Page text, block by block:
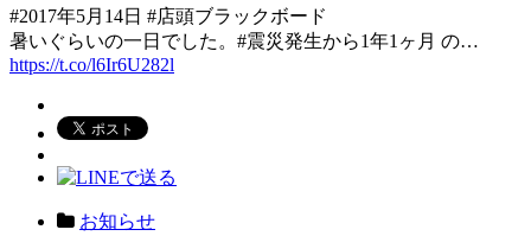
#2017年5月14日 #店頭ブラックボード
暑いぐらいの一日でした。#震災発生から1年1ヶ月 の…
https://t.co/l6Ir6U282l
お知らせ